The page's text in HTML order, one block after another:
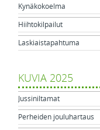
Kynäkokoelma
Hiihtokilpailut
Laskiaistapahtuma
KUVIA 2025
Jussiniltamat
Perheiden jouluhartaus